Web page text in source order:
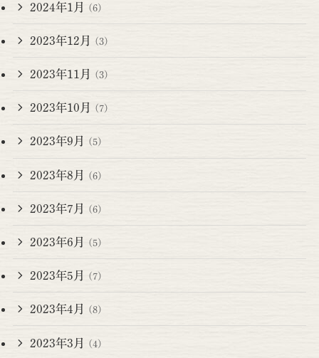
2024年1月 (6)
2023年12月 (3)
2023年11月 (3)
2023年10月 (7)
2023年9月 (5)
2023年8月 (6)
2023年7月 (6)
2023年6月 (5)
2023年5月 (7)
2023年4月 (8)
2023年3月 (4)